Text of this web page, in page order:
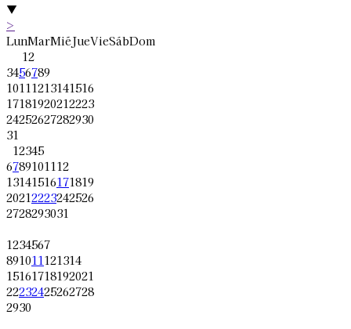
▼
>
LunMarMiéJueVieSábDom
12
3456789
10111213141516
17181920212223
24252627282930
31
12345
6789101112
13141516171819
20212223242526
2728293031
1234567
891011121314
15161718192021
22232425262728
2930